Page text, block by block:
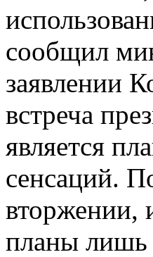
сообщил
заявлении
встреча
является
сенсаций.
вторжении,
планы лишь